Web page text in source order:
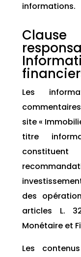
informations.
Les
site «
titre
des
articles L.
Monétaire et
Les